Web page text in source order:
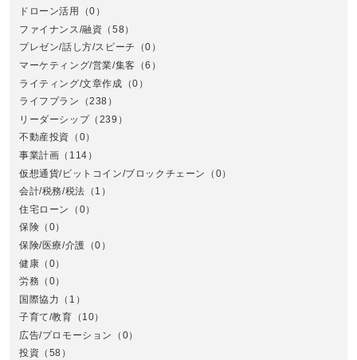
ドローン活用
（0）
ファイナンス/融資 （58）
プレゼン/話し方/スピーチ
（0）
マーケティング/営業/集客 （6）
ライティング/文章作成 （0）
ライフプラン
（238）
リーダーシップ（239）
不動産投資 （0）
事業計画 （114）
仮想通貨/ビットコイン/ブロックチェーン
（0）
会計/税務/税法 （1）
住宅ローン
（0）
保険 （0）
保険/医療/介護 （0）
健康 （0）
労務 （0）
国際協力 （1）
子育て/教育 （10）
広告/プロモーション
（0）
投資 （58）